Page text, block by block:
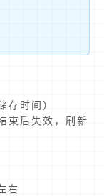
时间）
束后失效，刷新
右